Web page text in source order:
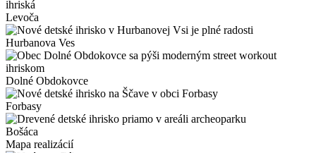
Levoča
Hurbanova Ves
Dolné Obdokovce
Forbasy
Bošáca
Mapa realizácií